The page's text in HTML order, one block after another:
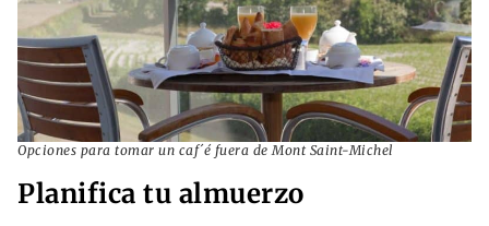
Opciones para tomar un caf´é fuera de Mont Saint-Michel
Planifica tu almuerzo